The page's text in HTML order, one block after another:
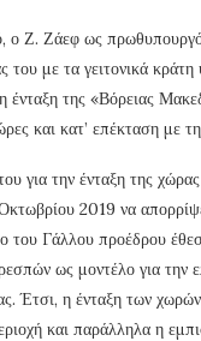
ο Ζ. Ζάεφ ως
του με τα γειτονικά
ένταξη της «Βόρειας
και κατ’ επέκταση με
για την ένταξη της
2019 να
του Γάλλου προέδρου
ως μοντέλο για την
Έτσι, η ένταξη των
και παράλληλα η